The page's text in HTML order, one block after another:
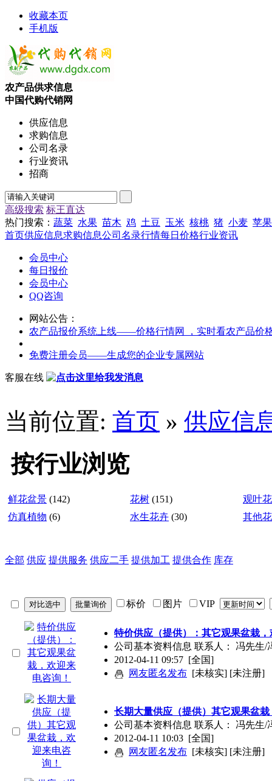
收藏本页
手机版
农产品供求信息
中国代购代销网
供应信息
求购信息
公司名录
行业资讯
招商
高级搜索 标王直达
热门搜索： 蔬菜 水果 苗木 鸡 土豆 玉米 核桃 猪 小麦 苹果
首页供应信息求购信息公司名录行情每日价格行业资讯
会员中心
每日报价
会员中心
QQ咨询
网站公告：
农产品报价系统上线——价格行情网 ，实时看农产品价
免费注册会员——生成您的企业专属网站
客服在线
当前位置: 首页 » 供应信
按行业浏览
鲜花盆景 (142) 花树 (151)
观叶
仿真植物 (6) 水生花卉 (30) 其他
全部 供应 提供服务 供应二手 提供加工 提供合作 库存
标价 图片 VIP
特价供应（提供）：其它观果盆栽
公司基本资料信息 联系人： 冯先生/
2012-04-11 09:57 [全国]
网友匿名发布 [未核实] [未注册]
长期大量供应（提供）其它观果盆
公司基本资料信息 联系人： 冯先生/
2012-04-11 10:03 [全国]
网友匿名发布 [未核实] [未注册]